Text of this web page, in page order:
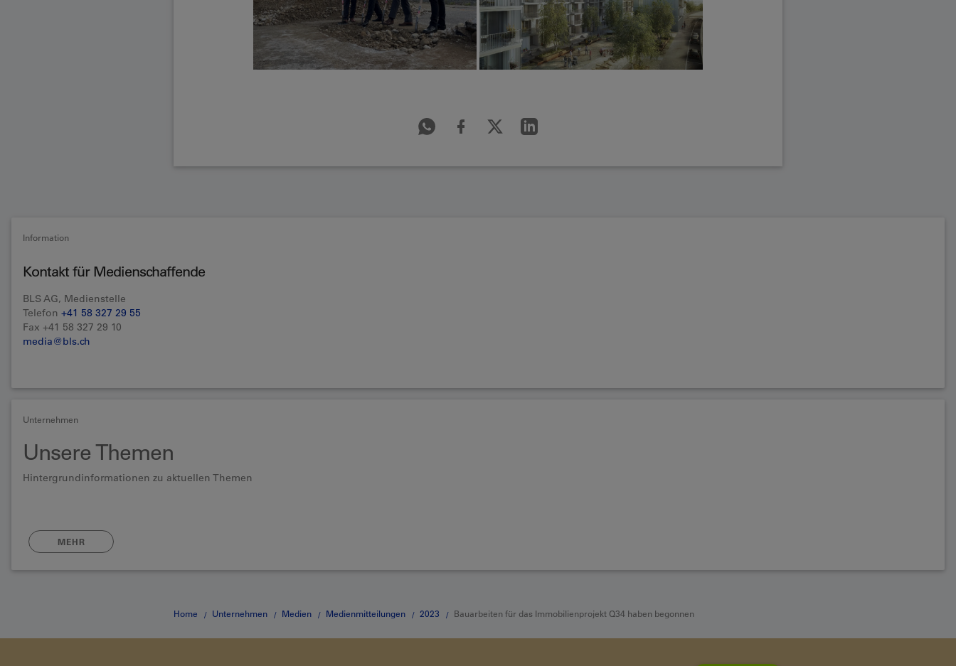
Information
Kontakt für Medienschaffende
BLS AG, Medienstelle
Telefon +41 58 327 29 55
Fax +41 58 327 29 10
media@bls.ch
Unternehmen
Unsere Themen
Hintergrundinformationen zu aktuellen Themen
MEHR
Home Unternehmen Medien Medienmitteilungen 2023 Bauarbeiten für das Immobilienprojekt Q34 haben begonnen